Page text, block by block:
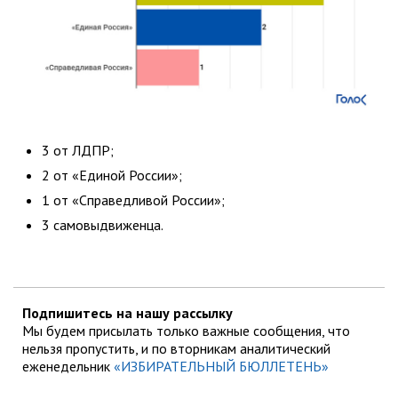
3 от ЛДПР;
2 от «Единой России»;
1 от «Справедливой России»;
3 самовыдвиженца.
Подпишитесь на нашу рассылку
Мы будем присылать только важные сообщения, что
нельзя пропустить, и по вторникам аналитический
еженедельник «ИЗБИРАТЕЛЬНЫЙ БЮЛЛЕТЕНЬ»